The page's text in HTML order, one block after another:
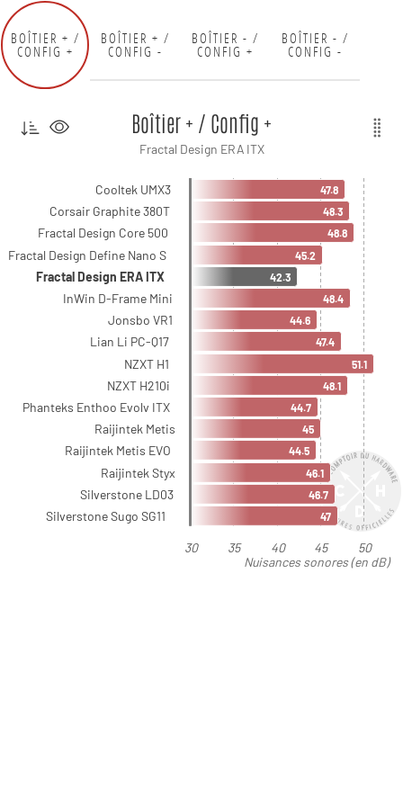
BOÎTIER + /
CONFIG +
BOÎTIER + /
CONFIG -
BOÎTIER - /
CONFIG +
BOÎTIER - /
CONFIG -
Nuisances sonores (en dB)
Boîtier + / Config +
Fractal Design ERA ITX
30 35 40 45 50
Cooltek UMX3
Corsair Graphite 380T
Fractal Design Core 500
Fractal Design Define Nano S
Fractal Design ERA ITX
InWin D-Frame Mini
Jonsbo VR1
Lian Li PC-Q17
NZXT H1
NZXT H210i
Phanteks Enthoo Evolv ITX
Raijintek Metis
Raijintek Metis EVO
Raijintek Styx
Silverstone LD03
Silverstone Sugo SG11
47.8
48.3
48.8
45.2
42.3
48.4
44.6
47.4
51.1
48.1
44.7
45
44.5
46.1
46.7
47